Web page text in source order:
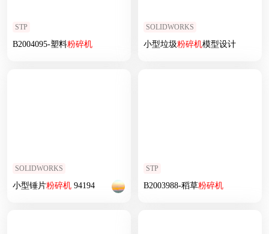
STP
B2004095-塑料粉碎机
SOLIDWORKS
小型垃圾粉碎机模型设计
SOLIDWORKS
小型锤片粉碎机94194
STP
B2003988-稻草粉碎机